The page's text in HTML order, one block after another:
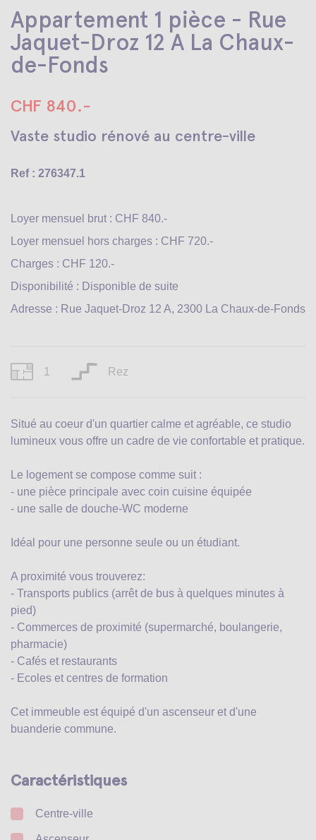
Appartement 1 pièce - Rue
Jaquet-Droz 12 A La Chaux-
de-Fonds
CHF 840.-
Vaste studio rénové au centre-ville
Ref : 276347.1
Loyer mensuel brut : CHF 840.-
Loyer mensuel hors charges : CHF 720.-
Charges : CHF 120.-
Disponibilité : Disponible de suite
Adresse : Rue Jaquet-Droz 12 A, 2300 La Chaux-de-Fonds
1 Rez
Situé au coeur d'un quartier calme et agréable, ce studio
lumineux vous offre un cadre de vie confortable et pratique.
Le logement se compose comme suit :
- une pièce principale avec coin cuisine équipée
- une salle de douche-WC moderne
Idéal pour une personne seule ou un étudiant.
A proximité vous trouverez:
- Transports publics (arrêt de bus à quelques minutes à
pied)
- Commerces de proximité (supermarché, boulangerie,
pharmacie)
- Cafés et restaurants
- Ecoles et centres de formation
Cet immeuble est équipé d'un ascenseur et d'une
buanderie commune.
Caractéristiques
Centre-ville